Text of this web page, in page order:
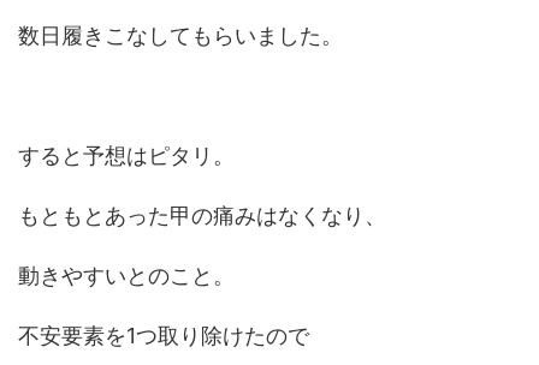
数日履きこなしてもらいました。
すると予想はピタリ。
もともとあった甲の痛みはなくなり、
動きやすいとのこと。
不安要素を1つ取り除けたので